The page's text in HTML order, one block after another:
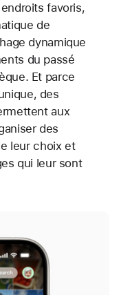
favoris,
de
dynamique
du passé
Et parce
des
aux
des
leur choix et
qui leur sont